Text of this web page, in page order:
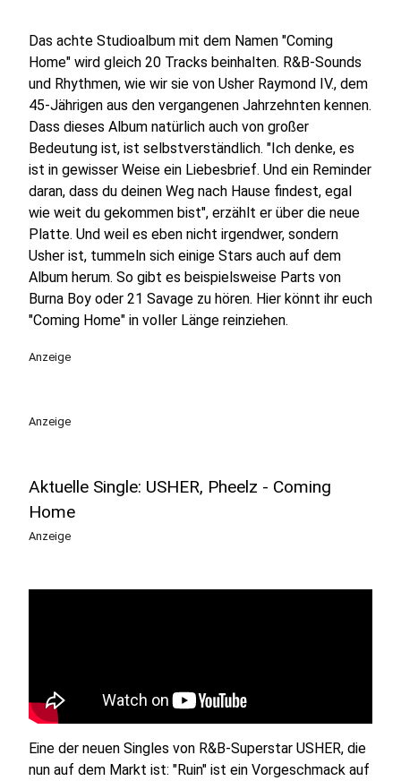
Das achte Studioalbum mit dem Namen "Coming
Home" wird gleich 20 Tracks beinhalten. R&B-Sounds
und Rhythmen, wie wir sie von Usher Raymond IV., dem
45-Jährigen aus den vergangenen Jahrzehnten kennen.
Dass dieses Album natürlich auch von großer
Bedeutung ist, ist selbstverständlich. "Ich denke, es
ist in gewisser Weise ein Liebesbrief. Und ein Reminder
daran, dass du deinen Weg nach Hause findest, egal
wie weit du gekommen bist", erzählt er über die neue
Platte. Und weil es eben nicht irgendwer, sondern
Usher ist, tummeln sich einige Stars auch auf dem
Album herum. So gibt es beispielsweise Parts von
Burna Boy oder 21 Savage zu hören. Hier könnt ihr euch
"Coming Home" in voller Länge reinziehen.
Anzeige
Anzeige
Aktuelle Single: USHER, Pheelz - Coming
Home
Anzeige
Eine der neuen Singles von R&B-Superstar USHER, die
nun auf dem Markt ist: "Ruin" ist ein Vorgeschmack auf